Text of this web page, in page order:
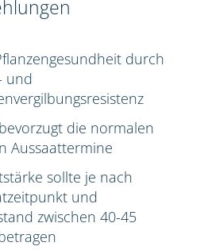
durch
und
die normalen
Aussaattermine
sollte je nach
und
zwischen 40-45